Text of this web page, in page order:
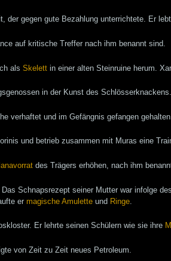
der gegen gute Bezahlung unterrichtete. Er
auf kritische Treffer nach ihm benannt sind.
als Skelett in einer alten Steinruine herum.
in der Kunst des
verhaftet und im Gefängnis gefangen
und betrieb zusammen mit Muras eine
des Trägers erhöhen, nach ihm
Schnapsrezept seiner Mutter war infolge
er magische Amulette und Ringe
Er lehrte seinen Schülern wie sie ihre
von Zeit zu Zeit neues Petroleum.